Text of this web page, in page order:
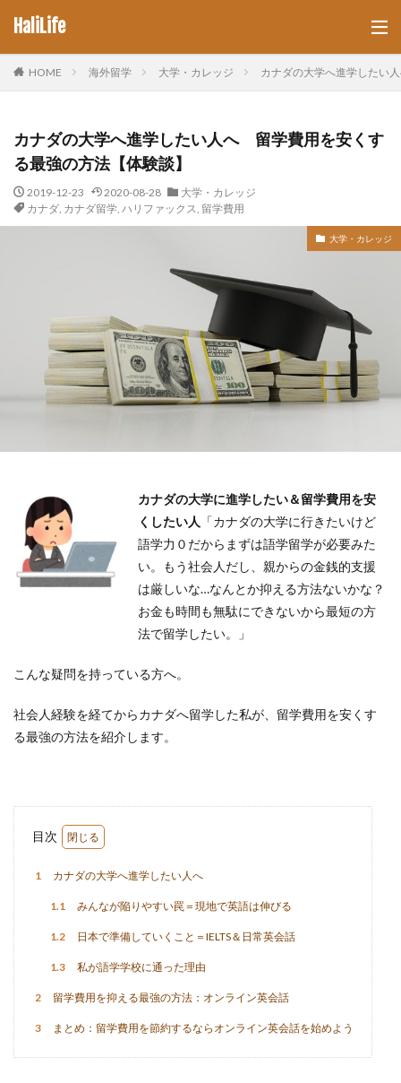
HaliLife
HOME 海外留学 大学・カレッジ カナダの大学へ進学したい
カナダの大学へ進学したい人へ 留学費用を安くす
る最強の方法【体験談】
2019-12-23 2020-08-28
大学・カレッジ
カナダ, カナダ留学, ハリファックス, 留学費用
大学・カレッジ
カナダの大学に進学したい＆留学費用を安
くしたい人 「カナダの大学に行きたいけど
語学力０だからまずは語学留学が必要みた
い。もう社会人だし、親からの金銭的支援
は厳しいな…なんとか抑える方法ないかな？
お金も時間も無駄にできないから最短の方
法で留学したい。」
こんな疑問を持っている方へ。
社会人経験を経てからカナダへ留学した私が、留学費用を安くす
る最強の方法を紹介します。
目次
1 カナダの大学へ進学したい人へ
1.1 みんなが陥りやすい罠＝現地で英語は伸びる
1.2 日本で準備していくこと＝IELTS＆日常英会話
1.3 私が語学学校に通った理由
2 留学費用を抑える最強の方法：オンライン英会話
3 まとめ：留学費用を節約するならオンライン英会話を始めよう